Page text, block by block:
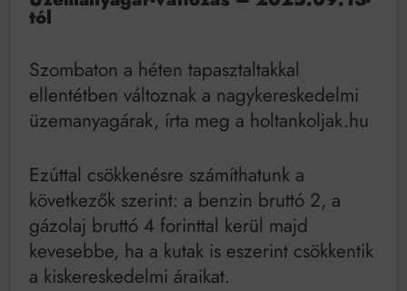
Bitumenes lapostetők: a bevált technológia akkor
működik, ha jól van felújítva
tól
Szombaton a héten tapasztaltakkal
ellentétben változnak a nagykereskedelmi
üzemanyagárak, írta meg a holtankoljak.hu
Ezúttal csökkenésre számíthatunk a
következők szerint: a benzin bruttó 2, a
gázolaj bruttó 4 forinttal kerül majd
kevesebbe, ha a kutak is eszerint csökkentik
a kiskereskedelmi áraikat.